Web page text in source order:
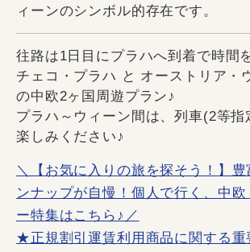
ィーンのシンボル的存在です。
往路は1日目にプラハへ到着で時間
チェコ・プラハ と オーストリア・
の中欧2ヶ国周遊プラン♪
プラハ～ウィーン間は、列車(2等指
楽しみください♪
＼【お気に入りの旅を探そう！】豊
ンナップが自慢！個人で行く、中
ー特集はこちら♪／
★正規割引運賃利用商品に関する重